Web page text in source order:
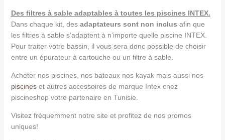
Des filtres à sable adaptables à toutes les piscines INTEX.
Dans chaque kit, des adaptateurs sont non inclus afin que
les filtres à sable s’adaptent à n’importe quelle piscine INTEX.
Pour traiter votre bassin, il vous sera donc possible de choisir
entre un épurateur à cartouche ou un filtre à sable.
Acheter nos piscines, nos bateaux nos kayak mais aussi nos
piscineset autres accessoires de marque Intex chez
piscineshop votre partenaire en Tunisie.
Visitez fréquemment notre site et profitez de nos promos
uniques!